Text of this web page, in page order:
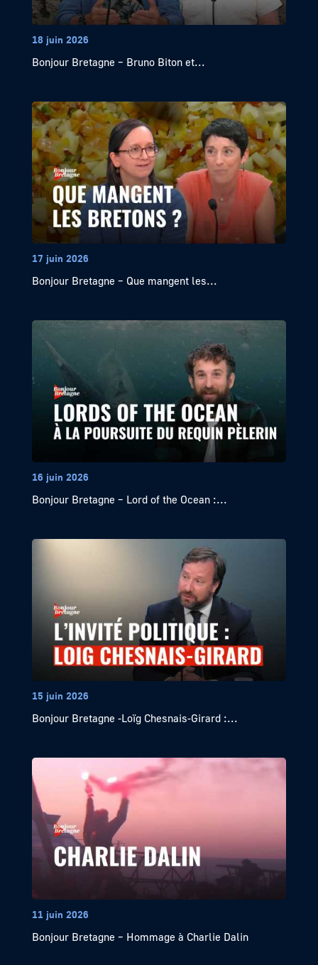
18 juin 2026
Bonjour Bretagne – Bruno Biton et...
17 juin 2026
Bonjour Bretagne – Que mangent les...
16 juin 2026
Bonjour Bretagne – Lord of the Ocean :...
15 juin 2026
Bonjour Bretagne -Loïg Chesnais-Girard :...
11 juin 2026
Bonjour Bretagne – Hommage à Charlie Dalin